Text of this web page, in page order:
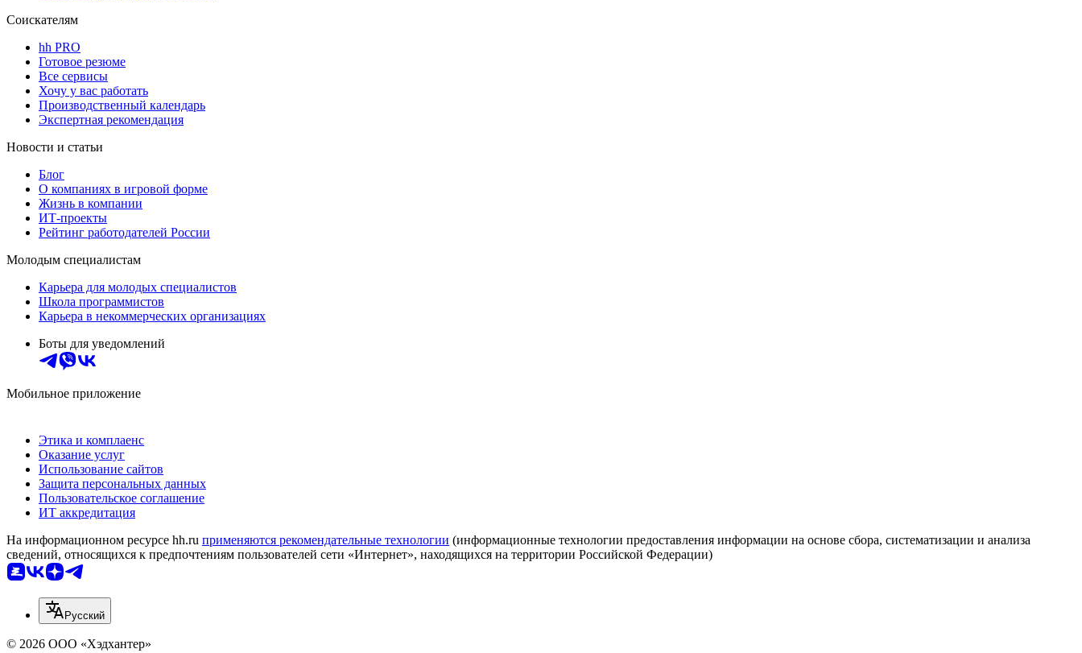
Соискателям
hh PRO
Готовое резюме
Все сервисы
Хочу у вас работать
Производственный календарь
Экспертная рекомендация
Новости и статьи
Блог
О компаниях в игровой форме
Жизнь в компании
ИТ-проекты
Рейтинг работодателей России
Молодым специалистам
Карьера для молодых специалистов
Школа программистов
Карьера в некоммерческих организациях
Боты для уведомлений
Мобильное приложение
Этика и комплаенс
Оказание услуг
Использование сайтов
Защита персональных данных
Пользовательское соглашение
ИТ аккредитация
На информационном ресурсе hh.ru применяются рекомендательные технологии (информационные технологии предоставления информации на основе сбора, систематизации и анализа
сведений, относящихся к предпочтениям пользователей сети «Интернет», находящихся на территории Российской Федерации)
Русский
© 2026 ООО «Хэдхантер»